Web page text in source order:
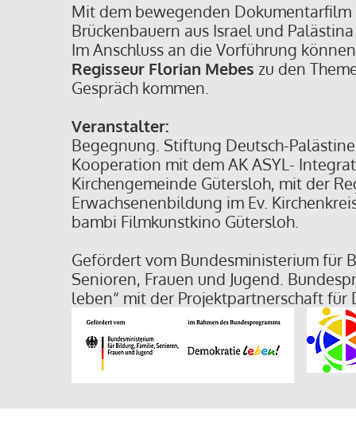
Mit dem bewegenden
Brückenbauern aus Israel und
Im Anschluss an die Vorführung
Regisseur Florian Mebes zu den
Gespräch kommen.
Veranstalter:
Begegnung. Stiftung Deutsch-
Kooperation mit dem AK ASYL-
Kirchengemeinde Gütersloh, mit der
Erwachsenenbildung im Ev.
bambi Filmkunstkino Gütersloh.
Gefördert vom Bundesministerium für
Senioren, Frauen und Jugend.
leben“ mit der Projektpartnerschaft für